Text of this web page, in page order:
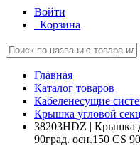
Войти
Корзина
Главная
Каталог товаров
Кабеленесущие
Крышка угловой
38203HDZ | Крышка
90град. осн.150 CS